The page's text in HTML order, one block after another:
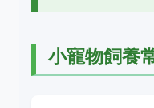
小寵物飼養